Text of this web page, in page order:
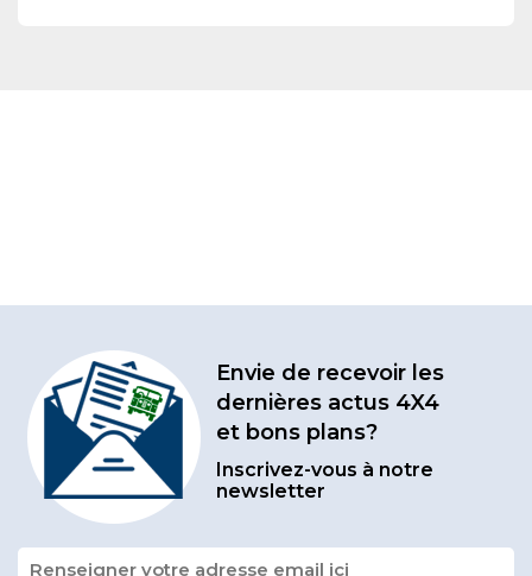
Envie de recevoir les
dernières actus 4X4
et bons plans?
Inscrivez-vous à notre
newsletter